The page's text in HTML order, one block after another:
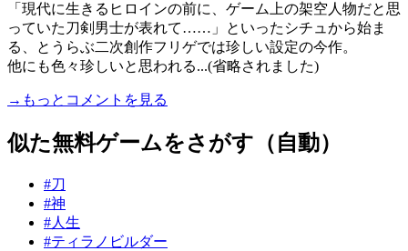
「現代に生きるヒロインの前に、ゲーム上の架空人物だと思
っていた刀剣男士が表れて……」といったシチュから始ま
る、とうらぶ二次創作フリゲでは珍しい設定の今作。
他にも色々珍しいと思われる...(省略されました)
→もっとコメントを見る
似た無料ゲームをさがす（自動）
#刀
#神
#人生
#ティラノビルダー